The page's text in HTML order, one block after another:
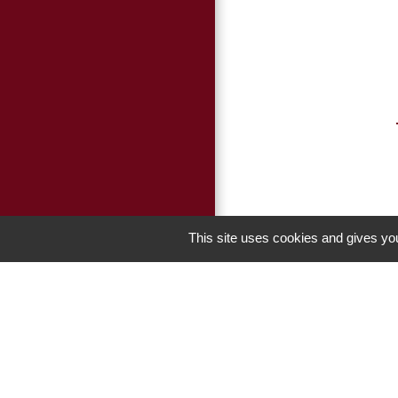
This site uses cookies and gives